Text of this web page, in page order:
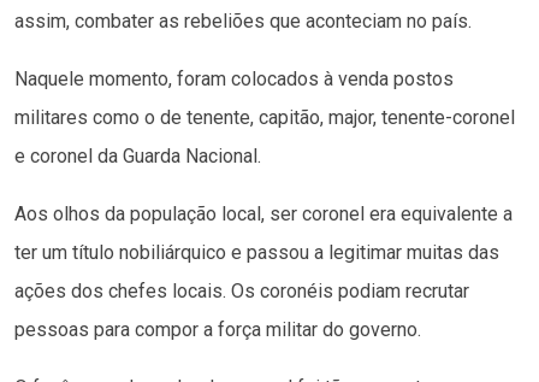
assim, combater as rebeliões que aconteciam no país.
Naquele momento, foram colocados à venda postos
militares como o de tenente, capitão, major, tenente-coronel
e coronel da Guarda Nacional.
Aos olhos da população local, ser coronel era equivalente a
ter um título nobiliárquico e passou a legitimar muitas das
ações dos chefes locais. Os coronéis podiam recrutar
pessoas para compor a força militar do governo.